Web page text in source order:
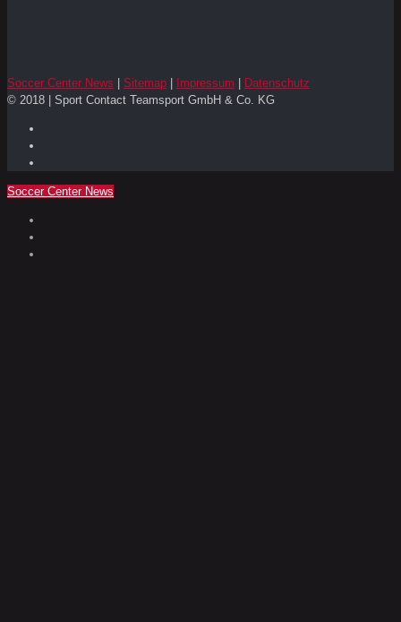
Soccer Center News Sitemap Impressum
Datenschutz
© 2018 | Sport Contact Teamsport GmbH & Co. KG
Soccer Center News